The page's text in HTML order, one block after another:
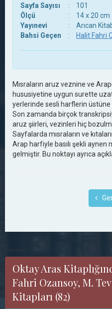
Sayfa Sayısı
:
101
Ölçü
:
14 x 20 cm
Yayınevi
:
Arıcan
Bahsi Geçen
: Halit Fahri
Mısraların aruz veznine ve
hususiyetine uygun surette
yerlerinde sesli harflerin
Son zamanda birçok
aruz şiirleri, vezinleri hiç
Sayfalarda mısraların ve
Arap harfiyle basılı şekli
gelmiştir. Bu noktayı ayrıca
******
Oktay Aras
Fahri Ozansoy, M.
Kitapları (82)